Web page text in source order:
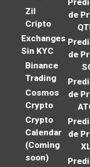
Zil
Cripto
Exchanges
Sin KYC
Binance
Trading
Cosmos
Crypto
Crypto
Calendar
(Coming
soon)
de
de
de
de